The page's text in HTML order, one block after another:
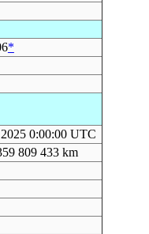
*
0:00:00 UTC
809 433 km